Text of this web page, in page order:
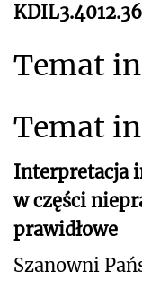
Temat
Temat
Interpretacja
w części
prawidłowe
Szanowni